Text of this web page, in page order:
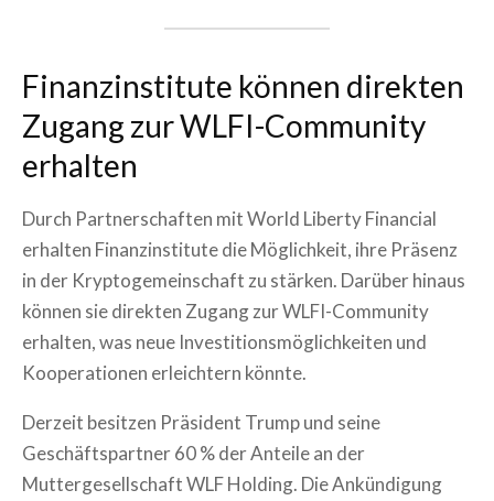
Finanzinstitute können direkten
Zugang zur WLFI-Community
erhalten
Durch Partnerschaften mit World Liberty Financial
erhalten Finanzinstitute die Möglichkeit, ihre Präsenz
in der Kryptogemeinschaft zu stärken. Darüber hinaus
können sie direkten Zugang zur WLFI-Community
erhalten, was neue Investitionsmöglichkeiten und
Kooperationen erleichtern könnte.
Derzeit besitzen Präsident Trump und seine
Geschäftspartner 60 % der Anteile an der
Muttergesellschaft WLF Holding. Die Ankündigung